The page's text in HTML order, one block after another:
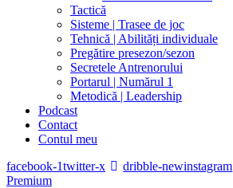
Tactică
Sisteme | Trasee de joc
Tehnică | Abilități individuale
Pregătire presezon/sezon
Secretele Antrenorului
Portarul | Numărul 1
Metodică | Leadership
Podcast
Contact
Contul meu
facebook-1twitter-x dribble-newinstagram
Premium